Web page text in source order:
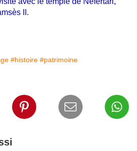
II.
#histoire #patrimoine